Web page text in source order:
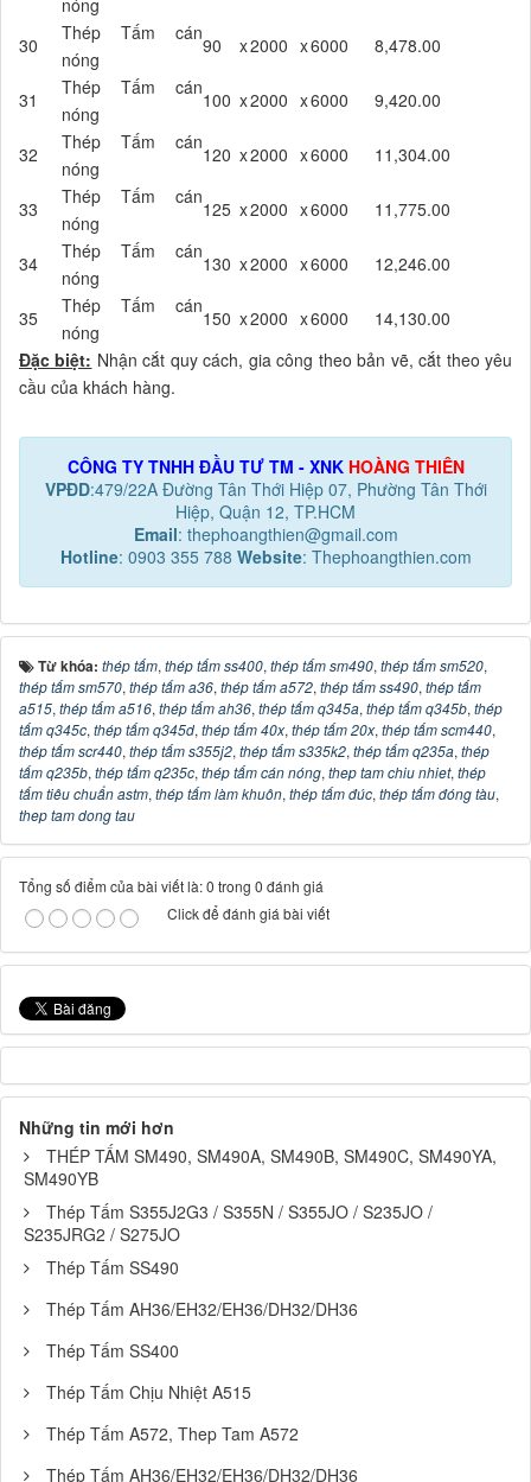
nóng
30
Thép Tấm cán
nóng
90 x2000 x6000 8,478.00
31
Thép Tấm cán
nóng
100 x2000 x6000 9,420.00
32
Thép Tấm cán
nóng
120 x2000 x6000 11,304.00
33
Thép Tấm cán
nóng
125 x2000 x6000 11,775.00
34
Thép Tấm cán
nóng
130 x2000 x6000 12,246.00
35
Thép Tấm cán
nóng
150 x2000 x6000
14,130.00
Đặc biệt: Nhận cắt quy cách, gia công theo bản vẽ, cắt theo yêu
cầu của khách hàng.
CÔNG TY TNHH ĐẦU TƯ TM - XNK HOÀNG THIÊN
VPĐD:479/22A Đường Tân Thới Hiệp 07, Phường Tân Thới
Hiệp, Quận 12, TP.HCM
Email: thephoangthien@gmail.com
Hotline: 0903 355 788 Website: Thephoangthien.com
Từ khóa: thép tấm, thép tấm ss400, thép tấm sm490, thép tấm sm520,
thép tấm sm570, thép tấm a36, thép tấm a572, thép tấm ss490, thép tấm
a515, thép tấm a516, thép tấm ah36, thép tấm q345a, thép tấm q345b, thép
tấm q345c, thép tấm q345d, thép tấm 40x, thép tấm 20x, thép tấm scm440,
thép tấm scr440, thép tấm s355j2, thép tấm s335k2, thép tấm q235a, thép
tấm q235b, thép tấm q235c, thép tấm cán nóng, thep tam chiu nhiet, thép
tấm tiêu chuẩn astm, thép tấm làm khuôn, thép tấm đúc, thép tấm đóng tàu,
thep tam dong tau
Tổng số điểm của bài viết là: 0 trong 0 đánh giá
Click để đánh giá bài viết
Những tin mới hơn
THÉP TẤM SM490, SM490A, SM490B, SM490C, SM490YA,
SM490YB
Thép Tấm S355J2G3 / S355N / S355JO / S235JO /
S235JRG2 / S275JO
Thép Tấm SS490
Thép Tấm AH36/EH32/EH36/DH32/DH36
Thép Tấm SS400
Thép Tấm Chịu Nhiệt A515
Thép Tấm A572, Thep Tam A572
Thép Tấm AH36/EH32/EH36/DH32/DH36